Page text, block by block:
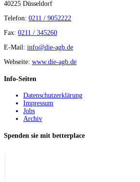
40225 Düsseldorf
Telefon: 0211 / 9052222
Fax: 0211 / 345260
E-Mail: info@die-agb.de
Webseite: www.die-agb.de
Info-Seiten
Datenschutzerklärung
Impressum
Jobs
Archiv
Spenden sie mit betterplace